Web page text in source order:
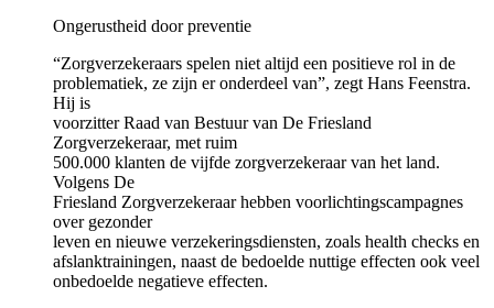
Ongerustheid door preventie
“Zorgverzekeraars spelen niet altijd een positieve rol in de
problematiek, ze zijn er onderdeel van”, zegt Hans Feenstra.
Hij is
voorzitter Raad van Bestuur van De Friesland
Zorgverzekeraar, met ruim
500.000 klanten de vijfde zorgverzekeraar van het land.
Volgens De
Friesland Zorgverzekeraar hebben voorlichtingscampagnes
over gezonder
leven en nieuwe verzekeringsdiensten, zoals health checks en
afslanktrainingen, naast de bedoelde nuttige effecten ook veel
onbedoelde negatieve effecten.